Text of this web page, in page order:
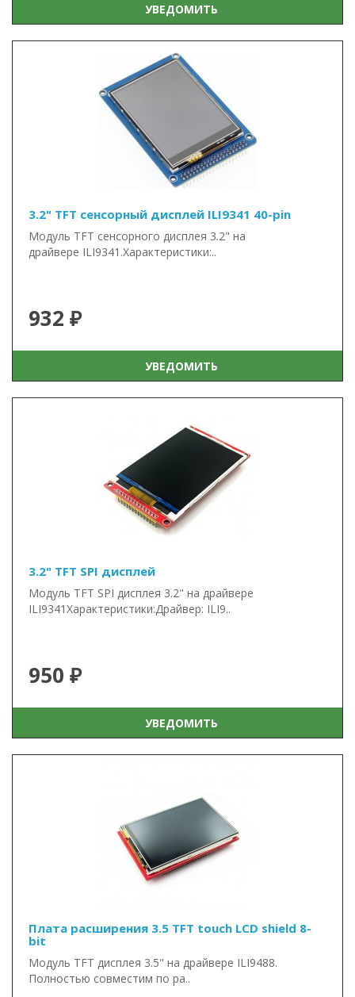
УВЕДОМИТЬ
3.2" TFT сенсорный дисплей ILI9341 40-pin
Модуль TFT сенсорного дисплея 3.2" на
драйвере ILI9341.Характеристики:..
932 ₽
УВЕДОМИТЬ
3.2" TFT SPI дисплей
Модуль TFT SPI дисплея 3.2" на драйвере
ILI9341Характеристики:Драйвер: ILI9..
950 ₽
УВЕДОМИТЬ
Плата расширения 3.5 TFT touch LCD shield 8-
bit
Модуль TFT дисплея 3.5" на драйвере ILI9488.
Полностью совместим по ра..